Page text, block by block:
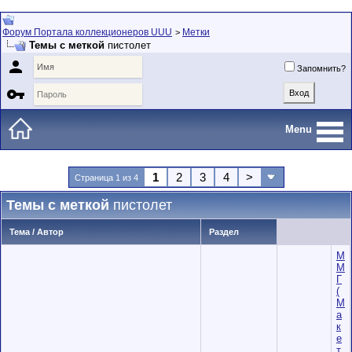
Форум Портала коллекционеров UUU > Метки
Темы с меткой пистолет
 Запомнить?

Menu
Страница 1 из 4 1 2 3 4 >
Темы с меткойпистолет
Тема / Автор Раздел
М
М
Г
(
М
а
к
е